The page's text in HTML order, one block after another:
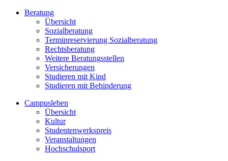
Beratung
Übersicht
Sozialberatung
Terminreservierung Sozialberatung
Rechtsberatung
Weitere Beratungsstellen
Versicherungen
Studieren mit Kind
Studieren mit Behinderung
Campusleben
Übersicht
Kultur
Studentenwerkspreis
Veranstaltungen
Hochschulsport